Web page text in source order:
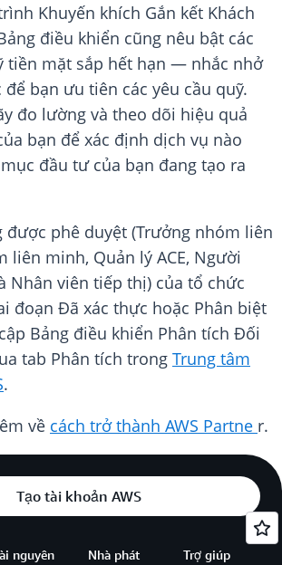
Khuyến khích Gắn kết Khách
điều khiển cũng nêu bật các
tiền mặt sắp hết hạn — nhắc nhở
để bạn ưu tiên các yêu cầu quỹ.
đo lường và theo dõi hiệu quả
bạn để xác định dịch vụ nào
đầu tư của bạn đang tạo ra
được phê duyệt (Trưởng nhóm liên
liên minh, Quản lý ACE, Người
Nhân viên tiếp thị) của tổ chức
đoạn Đã xác thực hoặc Phân biệt
Bảng điều khiển Phân tích Đối
tab Phân tích trong Trung tâm
.
về cách trở thành AWS Partne r.
Tạo tài khoản AWS
nguyên
Nhà phát
Trợ giúp